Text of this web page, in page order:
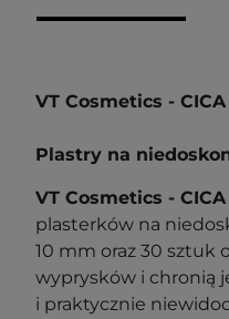
VT Cosmetics -
Plastry na
VT Cosmetics -
plasterków na
10 mm oraz 30 sztuk
wyprysków i chronią
i praktycznie